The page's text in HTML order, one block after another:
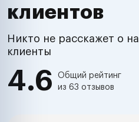
клиентов
Никто не расскажет о
клиенты
4.6
Общий рейтинг
из 63 отзывов